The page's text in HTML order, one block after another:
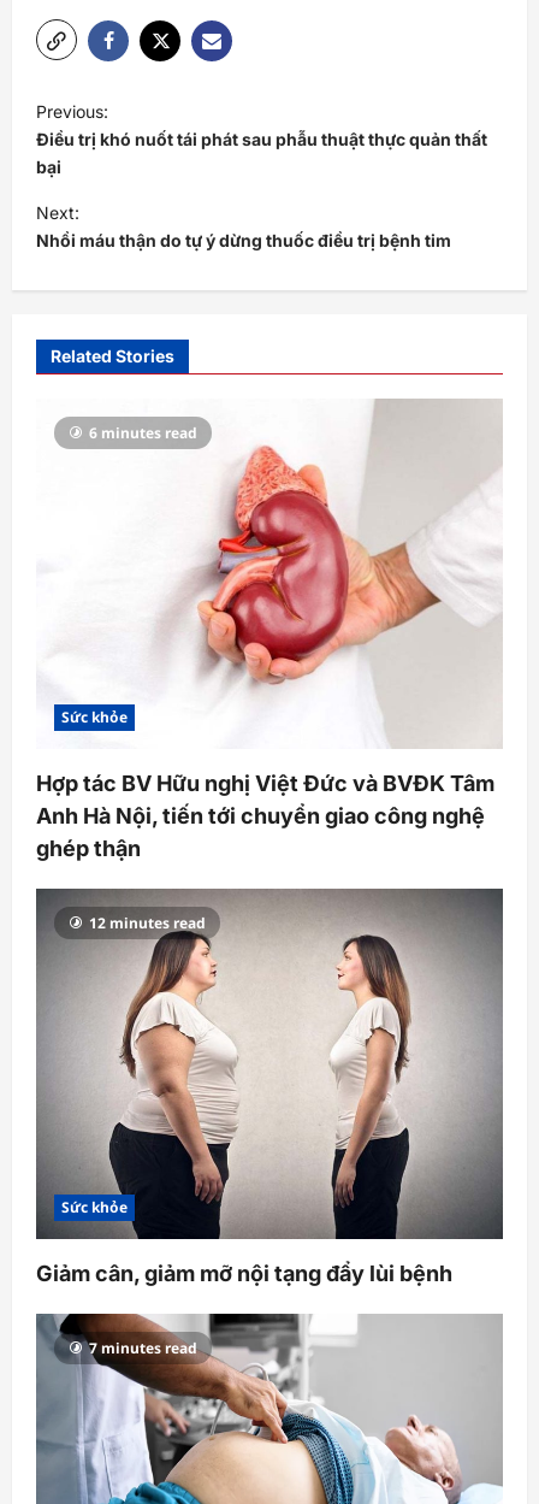
o
s
t
n
a
Previous:
Điều trị khó nuốt tái phát sau phẫu thuật thực quản thất
bại
Next:
Nhồi máu thận do tự ý dừng thuốc điều trị bệnh tim
Related Stories
6 minutes read
Sức khỏe
Hợp tác BV Hữu nghị Việt Đức và BVĐK Tâm
Anh Hà Nội, tiến tới chuyển giao công nghệ
ghép thận
12 minutes read
Sức khỏe
Giảm cân, giảm mỡ nội tạng đẩy lùi bệnh
7 minutes read